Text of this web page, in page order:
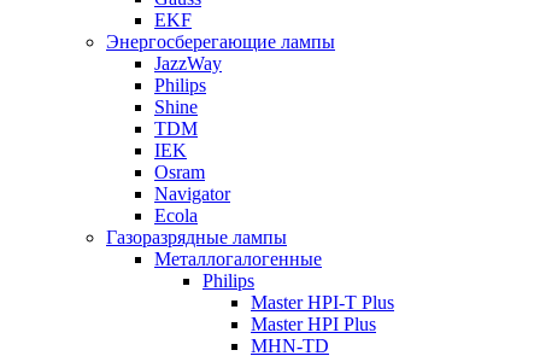
EKF
Энергосберегающие лампы
JazzWay
Philips
Shine
TDM
IEK
Osram
Navigator
Ecola
Газоразрядные лампы
Металлогалогенные
Philips
Master HPI-T Plus
Master HPI Plus
MHN-TD